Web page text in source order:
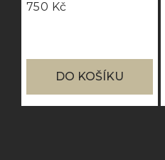
750 Kč
DO KOŠÍKU